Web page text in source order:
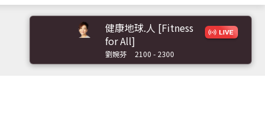
健康地球.人 [Fitness
for All]
劉婉芬 2100 - 2300